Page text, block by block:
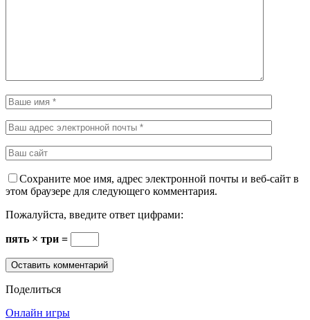
Сохраните мое имя, адрес электронной почты и веб-сайт в
этом браузере для следующего комментария.
Пожалуйста, введите ответ цифрами:
пять × три =
Поделиться
Онлайн игры